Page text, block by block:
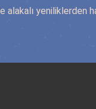
alakalı yeniliklerden